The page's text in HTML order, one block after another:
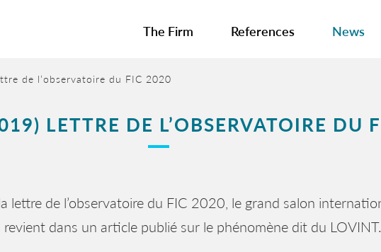
The Firm References News
de l’observatoire du FIC 2020
LETTRE DE L’OBSERVATOIRE DU
lettre de l’observatoire du FIC 2020, le grand salon
revient dans un article publié sur le phénomène dit du LOVINT.